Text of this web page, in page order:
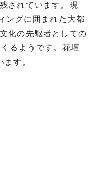
されています。現
ングに囲まれた大都
化の先駆者としての
るようです。花壇
す。